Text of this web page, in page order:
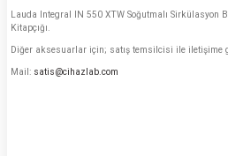
Lauda Integral IN 550 XTW Soğutmalı Sirkülasyon
Kitapçığı.
Diğer aksesuarlar için; satış temsilcisi ile iletişime
Mail: satis@cihazlab.com